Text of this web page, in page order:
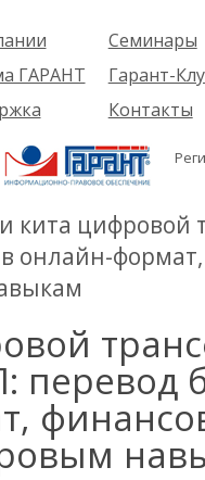
ГАРАНТ
Семинары
Об услуге
семинары
Гарант-
Контакты
кита
онлайн-
перевод